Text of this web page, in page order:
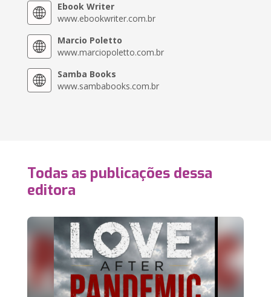
Ebook Writer
www.ebookwriter.com.br
Marcio Poletto
www.marciopoletto.com.br
Samba Books
www.sambabooks.com.br
Todas as publicações dessa
editora